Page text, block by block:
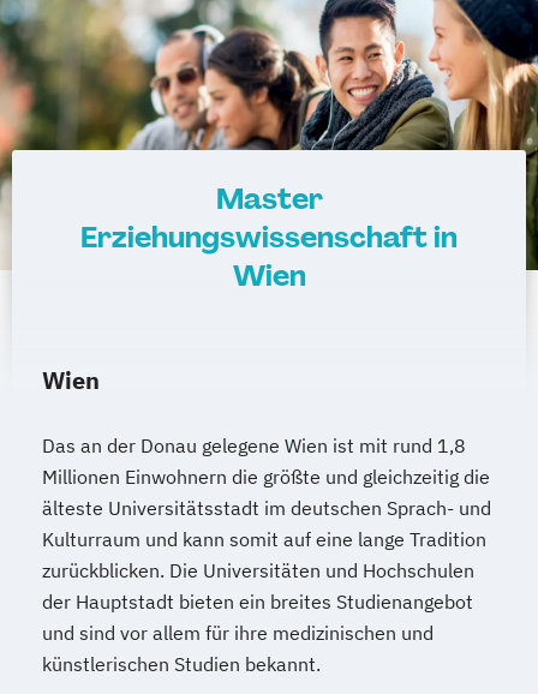
Master
Erziehungswissenschaft in
Wien
Wien
Das an der Donau gelegene Wien ist mit rund 1,8
Millionen Einwohnern die größte und gleichzeitig die
älteste Universitätsstadt im deutschen Sprach- und
Kulturraum und kann somit auf eine lange Tradition
zurückblicken. Die Universitäten und Hochschulen
der Hauptstadt bieten ein breites Studienangebot
und sind vor allem für ihre medizinischen und
künstlerischen Studien bekannt.